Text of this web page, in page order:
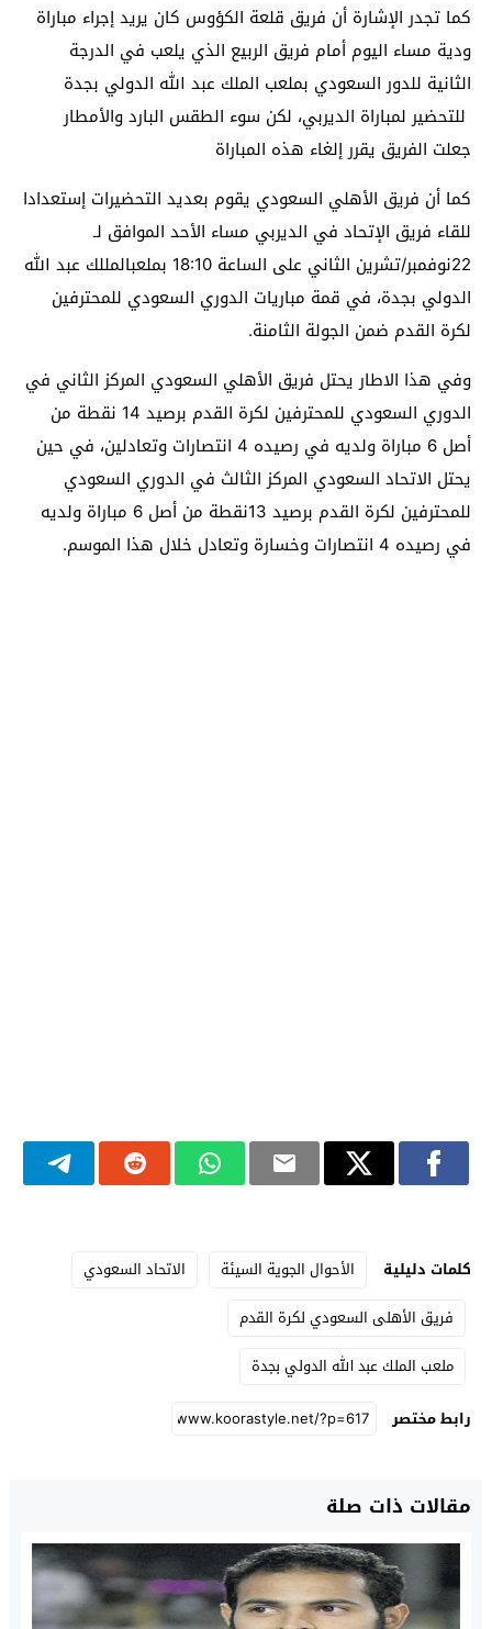
كما تجدر الإشارة أن فريق قلعة الكؤوس كان يريد إجراء مباراة
ودية مساء اليوم أمام فريق الربيع الذي يلعب في الدرجة
الثانية للدور السعودي بملعب الملك عبد الله الدولي بجدة
للتحضير لمباراة الديربي، لكن سوء الطقس البارد والأمطار
جعلت الفريق يقرر إلغاء هذه المباراة
كما أن فريق الأهلي السعودي يقوم بعديد التحضيرات إستعدادا
للقاء فريق الإتحاد في الديربي مساء الأحد الموافق لـ
22نوفمبر/تشرين الثاني على الساعة 18:10 بملعبالمللك عبد الله
الدولي بجدة، في قمة مباريات الدوري السعودي للمحترفين
لكرة القدم ضمن الجولة الثامنة.
وفي هذا الاطار يحتل فريق الأهلي السعودي المركز الثاني في
الدوري السعودي للمحترفين لكرة القدم برصيد 14 نقطة من
أصل 6 مباراة ولديه في رصيده 4 انتصارات وتعادلين، في حين
يحتل الاتحاد السعودي المركز الثالث في الدوري السعودي
للمحترفين لكرة القدم برصيد 13نقطة من أصل 6 مباراة ولديه
في رصيده 4 انتصارات وخسارة وتعادل خلال هذا الموسم.
كلمات دليلية الأحوال الجوية السيئة
الاتحاد السعودي
فريق الأهلى السعودي لكرة القدم
ملعب الملك عبد الله الدولي بجدة
رابط مختصر
مقالات ذات صلة